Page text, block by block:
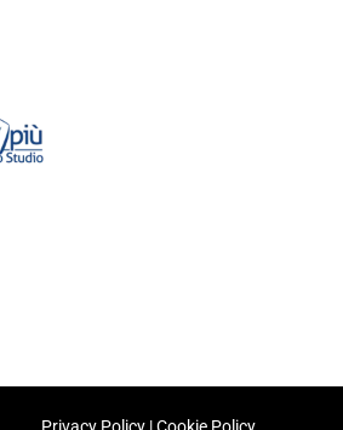
Privacy Policy |Cookie Policy